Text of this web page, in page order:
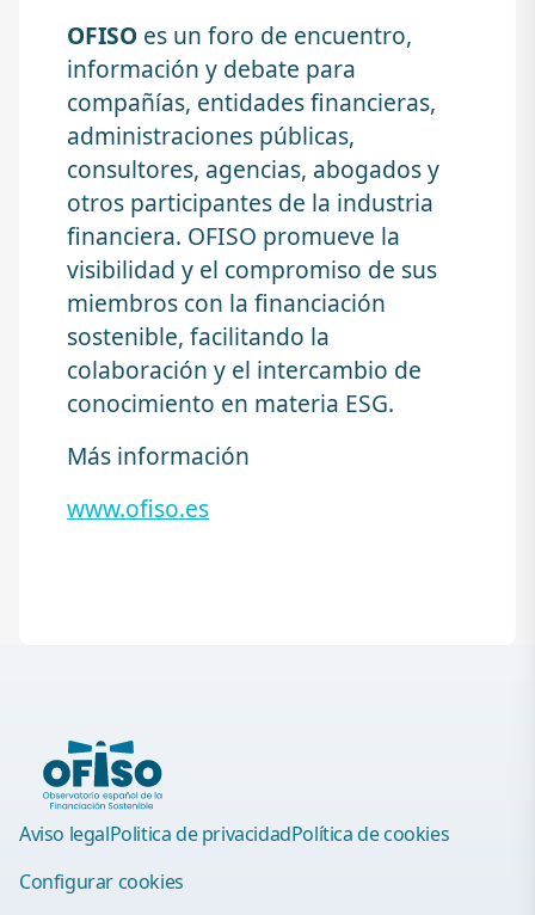
OFISO es un foro de encuentro,
información y debate para
compañías, entidades financieras,
administraciones públicas,
consultores, agencias, abogados y
otros participantes de la industria
financiera. OFISO promueve la
visibilidad y el compromiso de sus
miembros con la financiación
sostenible, facilitando la
colaboración y el intercambio de
conocimiento en materia ESG.
Más información
www.ofiso.es
Aviso legalPolitica de privacidadPolítica de cookies
Configurar cookies